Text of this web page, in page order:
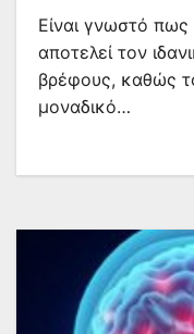
Είναι γνωστό
αποτελεί τον
βρέφους, καθώς
μοναδικό…